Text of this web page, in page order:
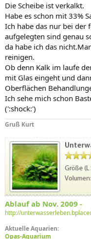
Die Scheibe ist verkalkt.
Habe es schon mit 33%
Ich habe das nur bei der
aufgelegten sind genau
da habe ich das
reinigen.
Ob denn Kalk im laufe
mit Glas eingeht und
Oberflächen
Ich sehe mich schon
(':shock:')
Gruß Kurt
Ablauf ab Nov. 2009 -
http://
Aktuelle Aquarien:
Opas-Aquarium